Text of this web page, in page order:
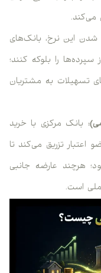
می‌کند.
شدن این نرخ، بانک‌های
را بلوکه کنند؛
تسهیلات به مشتریان
بانک مرکزی با خرید
اعتبار تزریق می‌کند تا
هرچند عارضه جانبی
ملی است.